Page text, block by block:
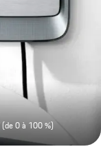
0 à 100 %)